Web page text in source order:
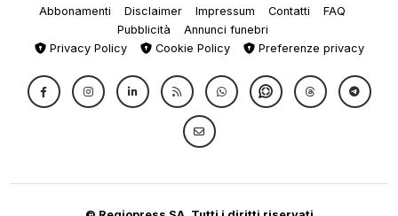
Abbonamenti Disclaimer Impressum Contatti
FAQ
Pubblicità
Annunci funebri
Privacy Policy
Cookie Policy Preferenze privacy